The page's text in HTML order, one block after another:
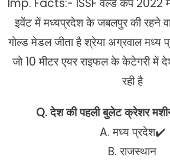
Imp. Facts:- ISSF वर्ल्ड कप 2022 में
इवेंट में मध्यप्रदेश के जबलपुर की रहने
गोल्ड मेडल जीता है श्रेया अग्रवाल
जो 10 मीटर एयर राइफल के केटेगरी में
रही है
Q. देश की पहली बुलेट क्रेशर
A. मध्य प्रदेश✔️
B. राजस्थान